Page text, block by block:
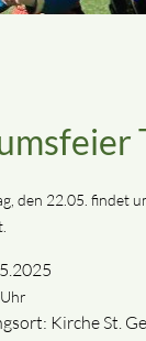
den 22.05. findet
Kirche St.